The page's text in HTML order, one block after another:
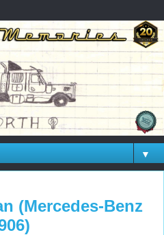
▼
(Mercedes-Benz